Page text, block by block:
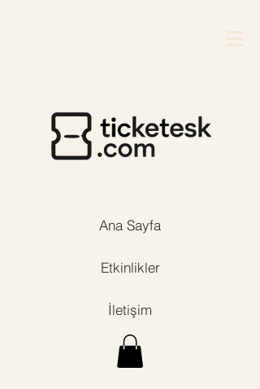
Ana Sayfa
Etkinlikler
İletişim